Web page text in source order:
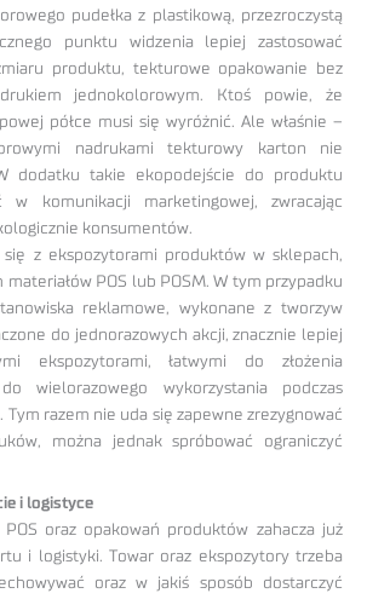
pudełka z plastikową, przezroczystą
punktu widzenia lepiej zastosować
produktu, tekturowe opakowanie bez
jednokolorowym. Ktoś powie, że
półce musi się wyróżnić. Ale właśnie –
nadrukami tekturowy karton nie
dodatku takie ekopodejście do produktu
w komunikacji marketingowej, zwracając
konsumentów.
z ekspozytorami produktów w sklepach,
POS lub POSM. W tym przypadku
reklamowe, wykonane z tworzyw
do jednorazowych akcji, znacznie lepiej
ekspozytorami, łatwymi do złożenia
wielorazowego wykorzystania podczas
razem nie uda się zapewne zrezygnować
można jednak spróbować ograniczyć
i logistyce
POS oraz opakowań produktów zahacza już
i logistyki. Towar oraz ekspozytory trzeba
oraz w jakiś sposób dostarczyć